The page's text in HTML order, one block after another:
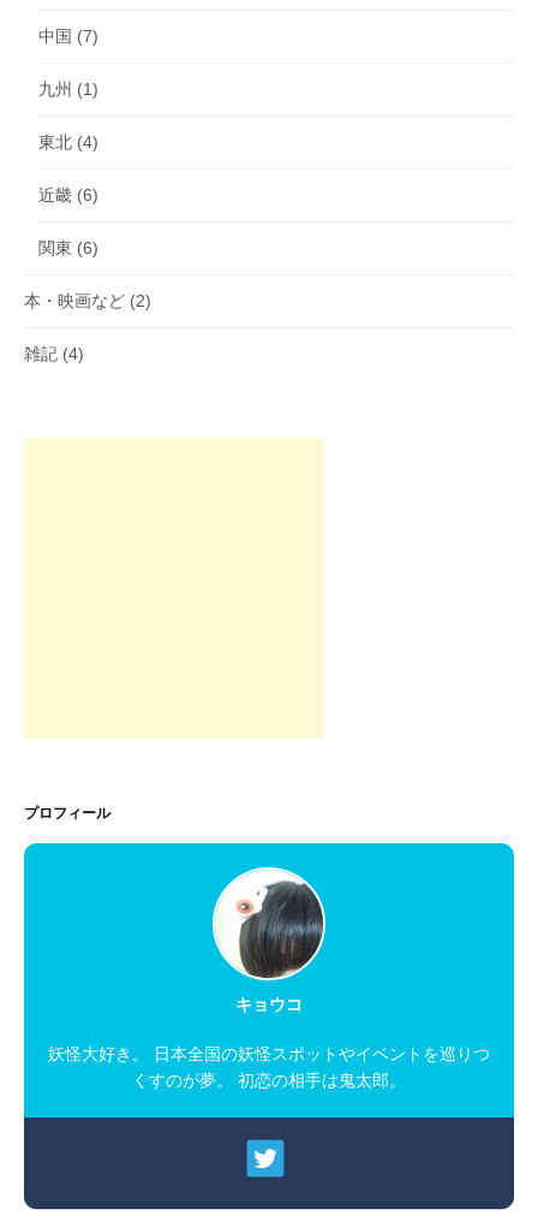
中国 (7)
九州 (1)
東北 (4)
近畿 (6)
関東 (6)
本・映画など (2)
雑記 (4)
プロフィール
キョウコ
妖怪大好き。 日本全国の妖怪スポットやイベントを巡りつ
くすのが夢。 初恋の相手は鬼太郎。